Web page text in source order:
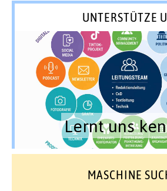
UNTERSTÜTZE
Lernt uns
MASCHINE